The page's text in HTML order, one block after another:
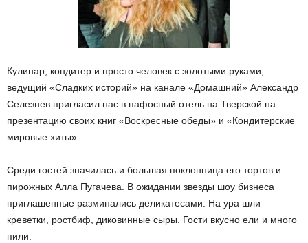
Кулинар, кондитер и просто человек с золотыми руками,
ведущий «Сладких историй» на канале «Домашний» Александр
Селезнев пригласил нас в пафосный отель на Тверской на
презентацию своих книг «Воскресные обеды» и «Кондитерские
мировые хиты».
Среди гостей значилась и большая поклонница его тортов и
пирожных Алла Пугачева. В ожидании звезды шоу бизнеса
приглашенные разминались деликатесами. На ура шли
креветки, ростбиф, диковинные сыры. Гости вкусно ели и много
пили.